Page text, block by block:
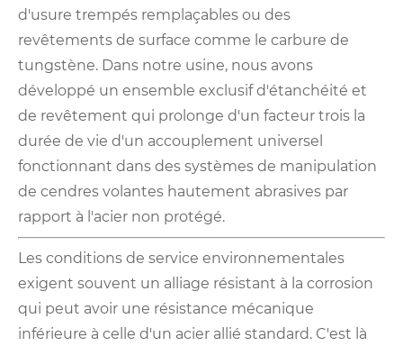
d'usure trempés remplaçables ou des
revêtements de surface comme le carbure de
tungstène. Dans notre usine, nous avons
développé un ensemble exclusif d'étanchéité et
de revêtement qui prolonge d'un facteur trois la
durée de vie d'un accouplement universel
fonctionnant dans des systèmes de manipulation
de cendres volantes hautement abrasives par
rapport à l'acier non protégé.
Les conditions de service environnementales
exigent souvent un alliage résistant à la corrosion
qui peut avoir une résistance mécanique
inférieure à celle d'un acier allié standard. C'est là